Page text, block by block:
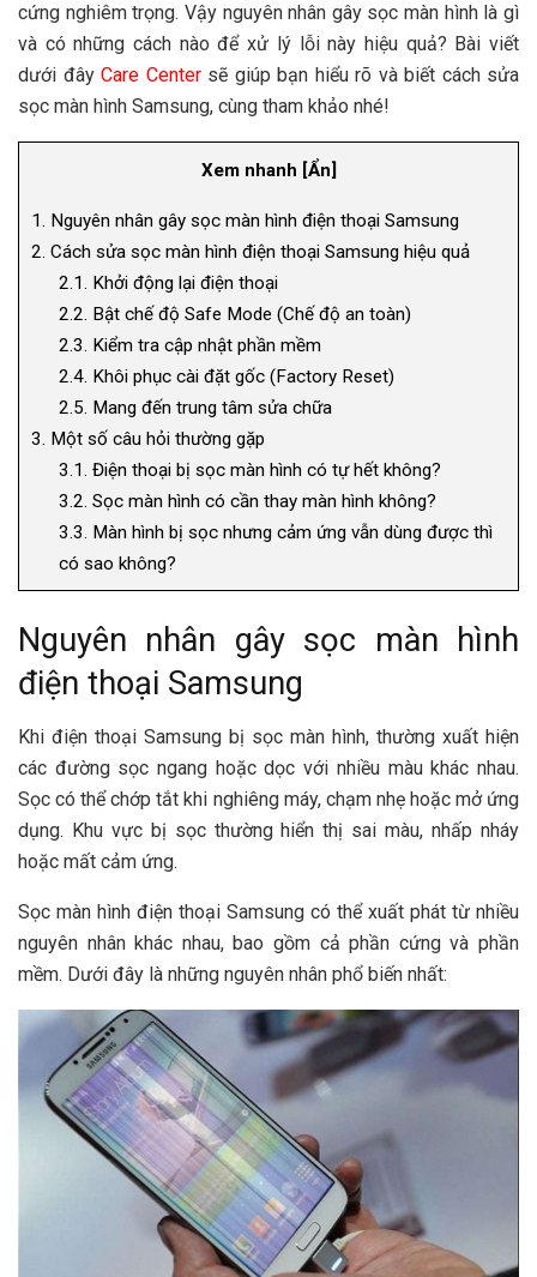
cứng nghiêm trọng. Vậy nguyên nhân gây sọc màn hình là gì
và có những cách nào để xử lý lỗi này hiệu quả? Bài viết
dưới đây Care Centersẽ giúp bạn hiểu rõ và biết cách sửa
sọc màn hình Samsung, cùng tham khảo nhé!
Xem nhanh Ẩn
1.
Nguyên nhân gây sọc màn hình điện thoại Samsung
2. Cách sửa sọc màn hình điện thoại Samsung hiệu quả
2.1.
Khởi động lại điện thoại
2.2. Bật chế độ Safe Mode (Chế độ an toàn)
2.3. Kiểm tra cập nhật phần mềm
2.4. Khôi phục cài đặt gốc (Factory Reset)
2.5. Mang đến trung tâm sửa chữa
3. Một số câu hỏi thường gặp
3.1. Điện thoại bị sọc màn hình có tự hết không?
3.2. Sọc màn hình có cần thay màn hình không?
3.3. Màn hình bị sọc nhưng cảm ứng vẫn dùng được thì
có sao không?
Nguyên nhân gây sọc màn hình
điện thoại Samsung
Khi điện thoại Samsung bị sọc màn hình, thường xuất hiện
các đường sọc ngang hoặc dọc với nhiều màu khác nhau.
Sọc có thể chớp tắt khi nghiêng máy, chạm nhẹ hoặc mở ứng
dụng. Khu vực bị sọc thường hiển thị sai màu, nhấp nháy
hoặc mất cảm ứng.
Sọc màn hình điện thoại Samsung có thể xuất phát từ nhiều
nguyên nhân khác nhau, bao gồm cả phần cứng và phần
mềm. Dưới đây là những nguyên nhân phổ biến nhất: